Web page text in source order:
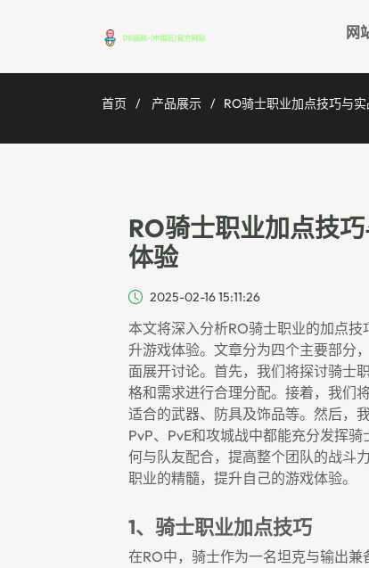
网
首页 产品展示 RO骑士职业加点技巧与
RO骑士职业加点技
体验
2025-02-16 15:11:26
本文将深入分析RO骑士职业的加点
升游戏体验。文章分为四个主要部分
面展开讨论。首先，我们将探讨骑士
格和需求进行合理分配。接着，我们
适合的武器、防具及饰品等。然后，
PvP、PvE和攻城战中都能充分发挥
何与队友配合，提高整个团队的战斗
职业的精髓，提升自己的游戏体验。
1、骑士职业加点技巧
在RO中，骑士作为一名坦克与输出